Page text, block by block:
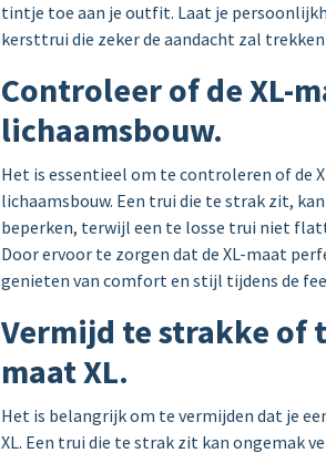
tintje toe aan je outfit. Laat je
kersttrui die zeker de aandacht zal
Controleer of de XL-
lichaamsbouw.
Het is essentieel om te controleren of de
lichaamsbouw. Een trui die te strak zit,
beperken, terwijl een te losse trui niet
Door ervoor te zorgen dat de XL-maat
genieten van comfort en stijl tijdens de
Vermijd te strakke of
maat XL.
Het is belangrijk om te vermijden dat je
XL. Een trui die te strak zit kan ongemak